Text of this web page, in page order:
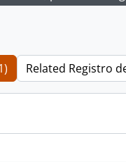
Related Registro